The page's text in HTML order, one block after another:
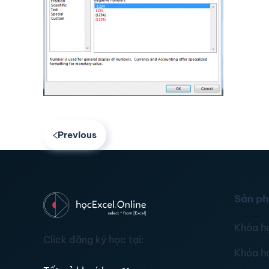
Previous
Click đăng ký học tại:
Sản
Khóa
Khóa